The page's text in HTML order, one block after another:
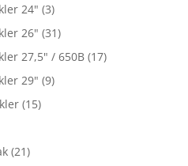
24" (3)
26" (31)
27,5" / 650B (17)
29" (9)
(15)
(21)